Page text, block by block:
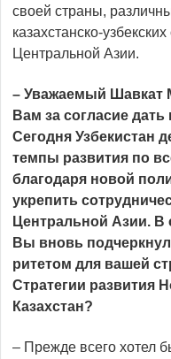
своей страны,
казахстанско-
Центральной Азии.
– Уважаемый Шавкат
Вам за согласие
Сегодня Узбекистан
темпы развития по
благодаря новой
укрепить
Центральной Азии. В
Вы вновь
ритетом для вашей
Стратегии развития
Казахстан?
– Прежде всего хотел